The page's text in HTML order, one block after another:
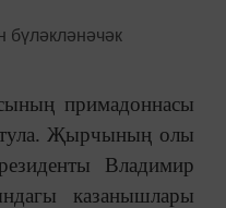
примадоннасы
Җырчының олы
Владимир
казанышлары